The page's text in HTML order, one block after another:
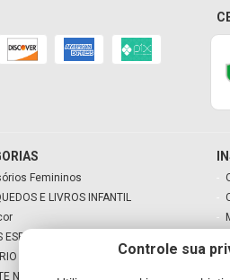
Controle sua
Femininos
E LIVROS INFANTIL
ESPECIAIS
NATAL